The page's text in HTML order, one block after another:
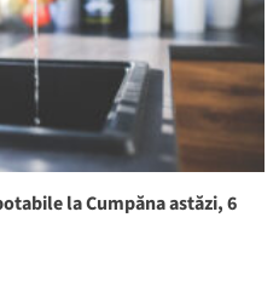
la Cumpăna astăzi, 6